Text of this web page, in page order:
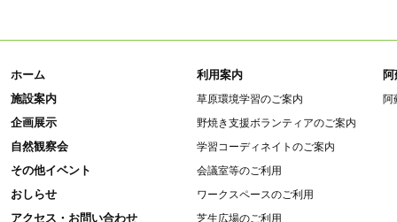
ホーム
施設案内
企画展示
自然観察会
その他イベント
おしらせ
アクセス・お問い合わせ
利用案内
草原環境学習のご案内
野焼き支援ボランティアのご案内
学習コーディネイトのご案内
会議室等のご利用
ワークスペースのご利用
芝生広場のご利用
阿